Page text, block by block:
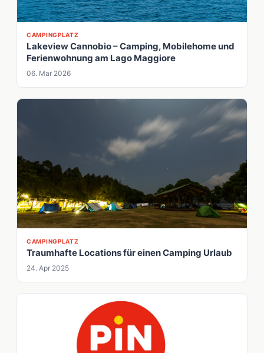
CAMPINGPLATZ
Lakeview Cannobio – Camping, Mobilehome und
Ferienwohnung am Lago Maggiore
06. Mar 2026
CAMPINGPLATZ
Traumhafte Locations für einen Camping Urlaub
24. Apr 2025